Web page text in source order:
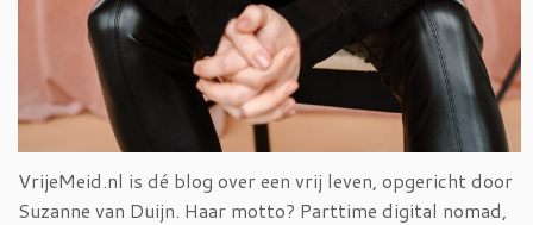
VrijeMeid.nl is dé blog over een vrij leven, opgericht door
Suzanne van Duijn. Haar motto? Parttime digital nomad,